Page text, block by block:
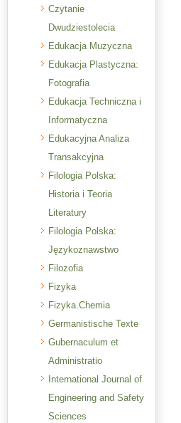
Czytanie
Dwudziestolecia
Edukacja Muzyczna
Edukacja Plastyczna:
Fotografia
Edukacja Techniczna i
Informatyczna
Edukacyjna Analiza
Transakcyjna
Filologia Polska:
Historia i Teoria
Literatury
Filologia Polska:
Językoznawstwo
Filozofia
Fizyka
Fizyka.Chemia
Germanistische Texte
Gubernaculum et
Administratio
International Journal of
Engineering and Safety
Sciences